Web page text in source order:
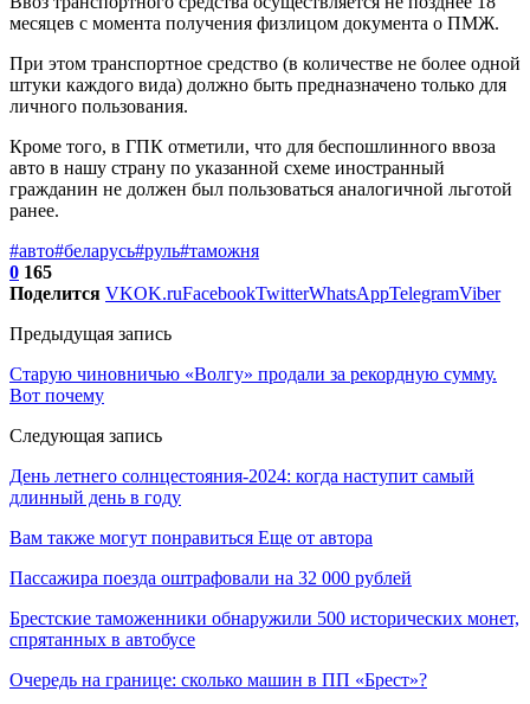
месяцев с момента получения физлицом документа о ПМЖ.
При этом транспортное средство (в количестве не более одной
штуки каждого вида) должно быть предназначено только для
личного пользования.
Кроме того, в ГПК отметили, что для беспошлинного ввоза
авто в нашу страну по указанной схеме иностранный
гражданин не должен был пользоваться аналогичной льготой
ранее.
#авто#беларусь#руль#таможня
0 165
Поделится VKOK.ruFacebookTwitterWhatsAppTelegramViber
Предыдущая запись
Старую чиновничью «Волгу» продали за рекордную сумму.
Вот почему
Следующая запись
День летнего солнцестояния-2024: когда наступит самый
длинный день в году
Вам также могут понравиться Еще от автора
Пассажира поезда оштрафовали на 32 000 рублей
Брестские таможенники обнаружили 500 исторических монет,
спрятанных в автобусе
Очередь на границе: сколько машин в ПП «Брест»?